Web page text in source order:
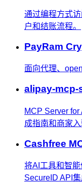
通过编程方式
户和结账流程。
PayRam
面向代理、
alipay-mcp-
MCP Server
成指南和商家
Cashfree
将AI工具和智
SecureID API集